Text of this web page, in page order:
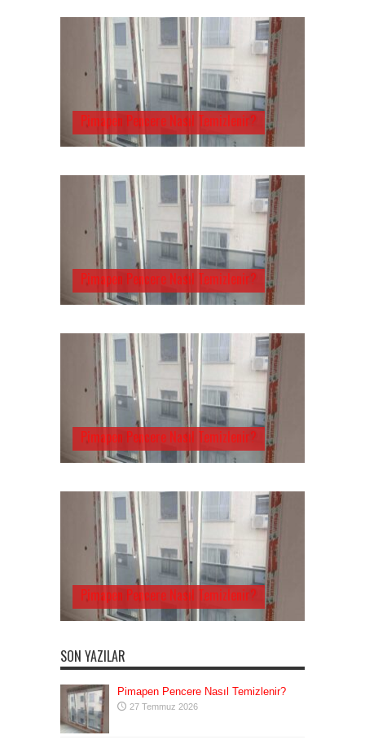
Pimapen Pencere Nasıl Temizlenir?
Pimapen Pencere Nasıl Temizlenir?
Pimapen Pencere Nasıl Temizlenir?
Pimapen Pencere Nasıl Temizlenir?
SON YAZILAR
Pimapen Pencere Nasıl Temizlenir?
27 Temmuz 2026